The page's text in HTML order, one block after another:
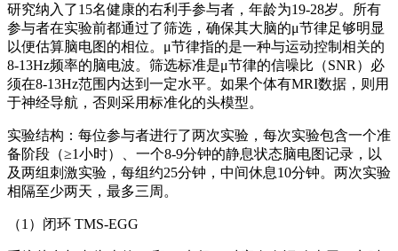
研究纳入了15名健康的右利手参与者，年龄为19-28岁。所有
参与者在实验前都通过了筛选，确保其大脑的μ节律足够明显
以便估算脑电图的相位。μ节律指的是一种与运动控制相关的
8-13Hz频率的脑电波。筛选标准是μ节律的信噪比（SNR）必
须在8-13Hz范围内达到一定水平。如果个体有MRI数据，则用
于神经导航，否则采用标准化的头模型。
实验结构：每位参与者进行了两次实验，每次实验包含一个准
备阶段（≥1小时）、一个8-9分钟的静息状态脑电图记录，以
及两组刺激实验，每组约25分钟，中间休息10分钟。两次实验
相隔至少两天，最多三周。
（1）闭环 TMS-EGG